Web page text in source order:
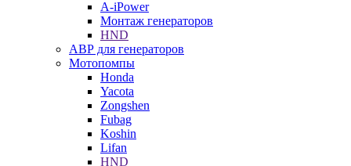
A-iPower
Монтаж генераторов
HND
АВР для генераторов
Мотопомпы
Honda
Yacota
Zongshen
Fubag
Koshin
Lifan
HND